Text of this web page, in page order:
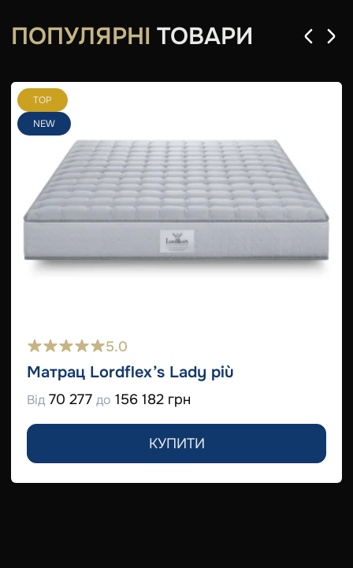
ПОПУЛЯРНІ ТОВАРИ
TOP
NEW
5.0
Матрац Lordflex’s Lady più
Від 70 277 до 156 182 грн
КУПИТИ